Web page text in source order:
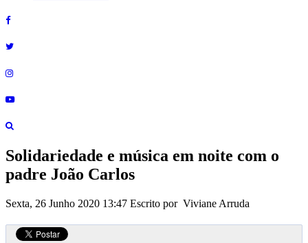
Solidariedade e música em noite com o
padre João Carlos
Sexta, 26 Junho 2020 13:47 Escrito por Viviane Arruda